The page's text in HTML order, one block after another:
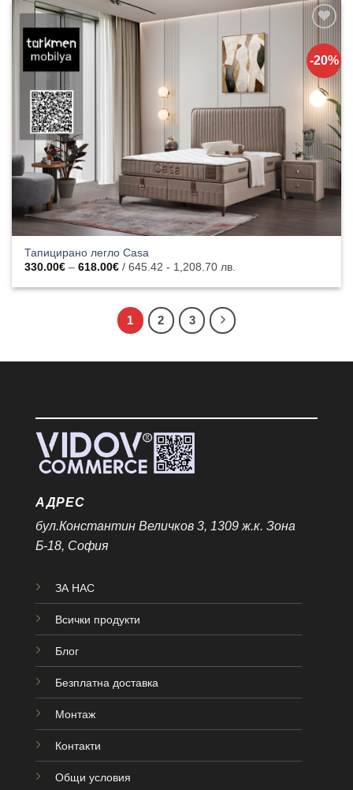
646.00€
-20%
към
списъка с
харесани
продукти
Тапицирано легло Casa
330.00€ – 618.00€Price
330.00€
618.00€
/ 645.42 - 1,208.70 лв.
1 2 3
АДРЕС
бул.Константин Величков 3, 1309 ж.к. Зона
Б-18, София
ЗА НАС
Всички продукти
Блог
Безплатна доставка
Монтаж
Контакти
Общи условия